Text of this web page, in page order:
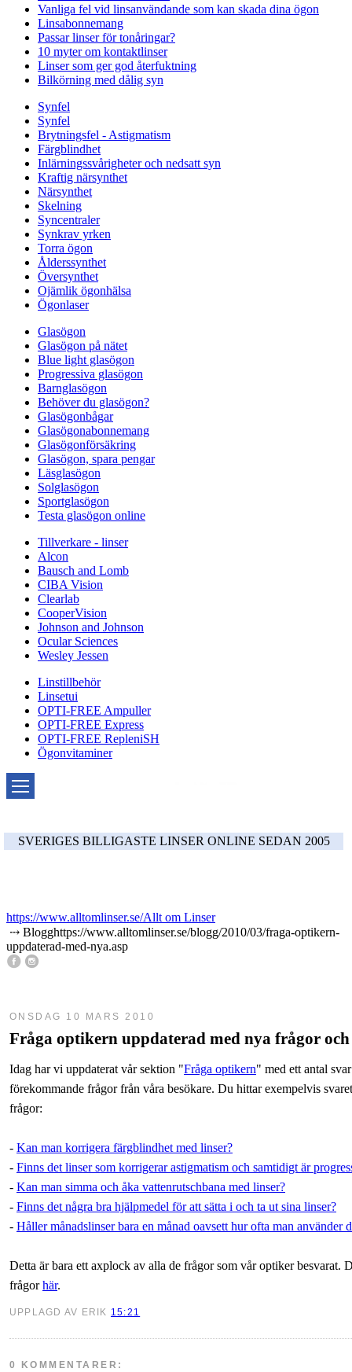
Vanliga fel vid linsanvändande som kan skada dina ögon
Linsabonnemang
Passar linser för tonåringar?
10 myter om kontaktlinser
Linser som ger god återfuktning
Bilkörning med dålig syn
Synfel
Synfel
Brytningsfel - Astigmatism
Färgblindhet
Inlärningssvårigheter och nedsatt syn
Kraftig närsynthet
Närsynthet
Skelning
Syncentraler
Synkrav yrken
Torra ögon
Ålderssynthet
Översynthet
Ojämlik ögonhälsa
Ögonlaser
Glasögon
Glasögon på nätet
Blue light glasögon
Progressiva glasögon
Barnglasögon
Behöver du glasögon?
Glasögonbågar
Glasögonabonnemang
Glasögonförsäkring
Glasögon, spara pengar
Läsglasögon
Solglasögon
Sportglasögon
Testa glasögon online
Tillverkare - linser
Alcon
Bausch and Lomb
CIBA Vision
Clearlab
CooperVision
Johnson and Johnson
Ocular Sciences
Wesley Jessen
Linstillbehör
Linsetui
OPTI-FREE Ampuller
OPTI-FREE Express
OPTI-FREE RepleniSH
Ögonvitaminer
SVERIGES BILLIGASTE LINSER ONLINE SEDAN 2005
https://www.alltomlinser.se/Allt om Linser
⤏ Blogghttps://www.alltomlinser.se/blogg/2010/03/fraga-optikern-
uppdaterad-med-nya.asp
ONSDAG 10 MARS 2010
Fråga optikern uppdaterad med nya frågor
Idag har vi uppdaterat vår sektion "Fråga optikern" med ett antal
förekommande frågor från våra besökare. Du hittar exempelvis
frågor:
- Kan man korrigera färgblindhet med linser?
- Finns det linser som korrigerar astigmatism och samtidigt är
- Kan man simma och åka vattenrutschbana med linser?
- Finns det några bra hjälpmedel för att sätta i och ta ut sina linser?
- Håller månadslinser bara en månad oavsett hur ofta man använder
Detta är bara ett axplock av alla de frågor som vår optiker besvarat.
frågorhär.
UPPLAGD AV ERIK 15:21
0 KOMMENTARER: